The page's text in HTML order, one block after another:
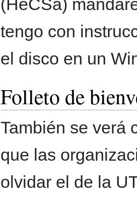
(HeCSa)
tengo con
el disco en un
Folleto de
También se verá
que las
olvidar el de la